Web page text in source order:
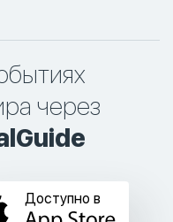
через
Доступно в